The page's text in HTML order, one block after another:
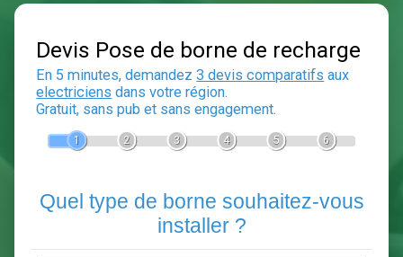
Devis Pose de borne de
En 5 minutes, demandez3 devis comparatifs
Gratuit, sans pub et sans engagement.
2 3 6